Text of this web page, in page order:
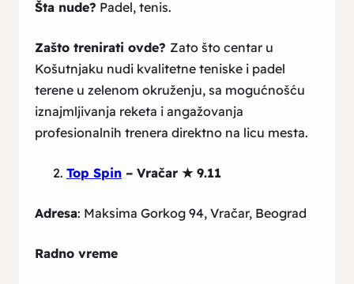
Šta nude? Padel, tenis.
Zašto trenirati ovde? Zato što centar u
Košutnjaku nudi kvalitetne teniske i padel
terene u zelenom okruženju, sa mogućnošću
iznajmljivanja reketa i angažovanja
profesionalnih trenera direktno na licu mesta.
Top Spin – Vračar ★ 9.11
Adresa: Maksima Gorkog 94, Vračar, Beograd
Radno vreme